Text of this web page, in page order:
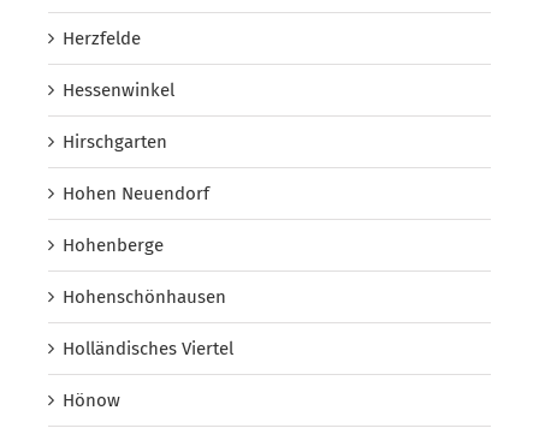
Herzfelde
Hessenwinkel
Hirschgarten
Hohen Neuendorf
Hohenberge
Hohenschönhausen
Holländisches Viertel
Hönow